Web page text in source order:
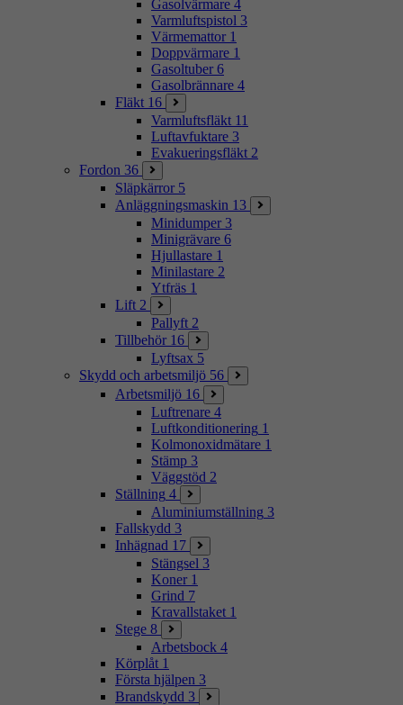
Gasolvärmare 4
Varmluftspistol 3
Värmemattor 1
Doppvärmare 1
Gasoltuber 6
Gasolbrännare 4
Fläkt 16
Varmluftsfläkt 11
Luftavfuktare 3
Evakueringsfläkt 2
Fordon 36
Släpkärror 5
Anläggningsmaskin 13
Minidumper 3
Minigrävare 6
Hjullastare 1
Minilastare 2
Ytfräs 1
Lift 2
Pallyft 2
Tillbehör 16
Lyftsax 5
Skydd och arbetsmiljö 56
Arbetsmiljö 16
Luftrenare 4
Luftkonditionering 1
Kolmonoxidmätare 1
Stämp 3
Väggstöd 2
Ställning 4
Aluminiumställning 3
Fallskydd 3
Inhägnad 17
Stängsel 3
Koner 1
Grind 7
Kravallstaket 1
Stege 8
Arbetsbock 4
Körplåt 1
Första hjälpen 3
Brandskydd 3